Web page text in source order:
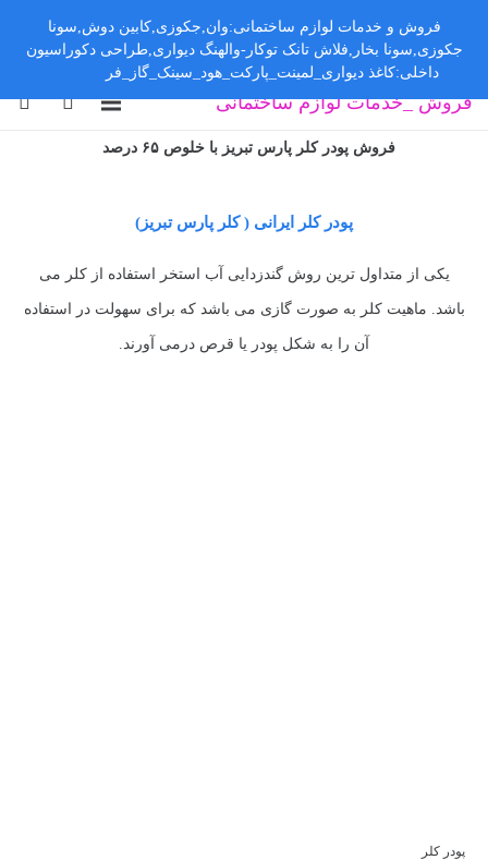
فروش _خدمات لوازم ساختمانی
فروش پودر کلر پارس تبریز با خلوص ۶۵ درصد
پودر کلر ایرانی ( کلر پارس تبریز)
یکی از متداول ترین روش گندزدایی آب استخر استفاده از کلر می
باشد. ماهیت کلر به صورت گازی می باشد که برای سهولت در استفاده
آن را به شکل پودر یا قرص درمی آورند.
پودر کلر
فروش و خدمات لوازم ساختمانی:وان,جکوزی,کابین دوش,سونا
جکوزی,سونا بخار,فلاش تانک توکار-والهنگ دیواری,طراحی دکوراسیون
داخلی:کاغذ دیواری_لمینت_پارکت_هود_سینک_گاز_فر